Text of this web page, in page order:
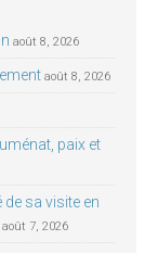
août 8, 2026
août 8, 2026
paix et
de sa visite en
août 7, 2026